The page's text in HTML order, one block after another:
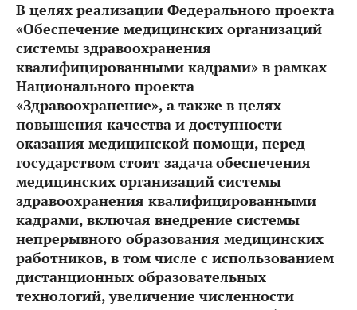
В целях реализации Федерального проекта
«Обеспечение медицинских организаций
системы здравоохранения
квалифицированными кадрами» в рамках
Национального проекта
«Здравоохранение», а также в целях
повышения качества и доступности
оказания медицинской помощи, перед
государством стоит задачаобеспечения
медицинских организаций системы
здравоохранения квалифицированными
кадрами, включая внедрение системы
непрерывного образования медицинских
работников, в том числе с использованием
дистанционных образовательных
технологий, увеличение численности